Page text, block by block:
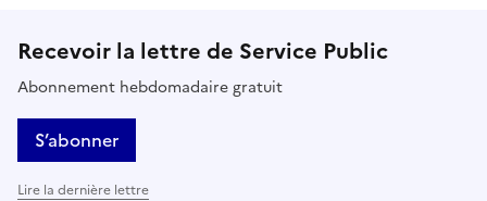
Recevoir la lettre de Service Public
Abonnement hebdomadaire gratuit
S’abonner
Lire la dernière lettre